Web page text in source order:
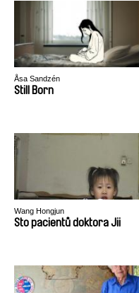
Åsa Sandzén
Still Born
Wang Hongjun
Sto pacientů doktora Jii